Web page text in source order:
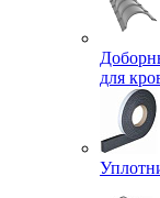
для